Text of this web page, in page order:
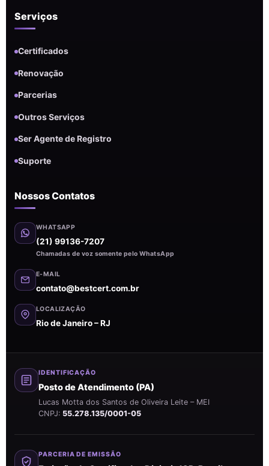
Serviços
Certificados
Renovação
Parcerias
Outros Serviços
Ser Agente de Registro
Suporte
Nossos Contatos
WHATSAPP
(21) 99136-7207
Chamadas de voz somente pelo WhatsApp
E-MAIL
contato@bestcert.com.br
LOCALIZAÇÃO
Rio de Janeiro – RJ
IDENTIFICAÇÃO
Posto de Atendimento (PA)
Lucas Motta dos Santos de Oliveira Leite – MEI
CNPJ: 55.278.135/0001-05
PARCERIA DE EMISSÃO